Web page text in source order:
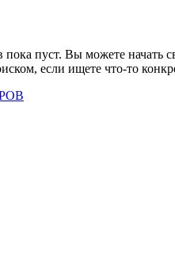
intel s1151
intel s2066
intel s1700
пуст. Вы можете начать
если ищете что-то